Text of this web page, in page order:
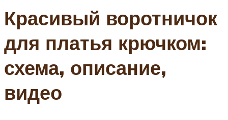
Красивый воротничок
для платья крючком:
схема, описание,
видео